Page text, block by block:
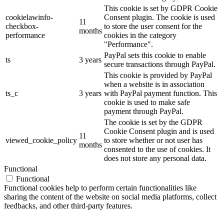
cookielawinfo-
checkbox-
performance
11
months
This cookie is set by GDPR Cookie
Consent plugin. The cookie is used
to store the user consent for the
cookies in the category
"Performance".
ts
3 years
PayPal sets this cookie to enable
secure transactions through PayPal.
ts_c 3 years
This cookie is provided by PayPal
when a website is in association
with PayPal payment function. This
cookie is used to make safe
payment through PayPal.
viewed_cookie_policy
11
months
The cookie is set by the GDPR
Cookie Consent plugin and is used
to store whether or not user has
consented to the use of cookies. It
does not store any personal data.
Functional
Functional
Functional cookies help to perform certain functionalities like
sharing the content of the website on social media platforms, collect
feedbacks, and other third-party features.